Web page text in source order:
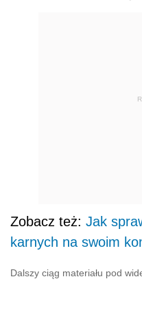
Zobacz też: Jak
karnych na swoim
Dalszy ciąg materiału pod